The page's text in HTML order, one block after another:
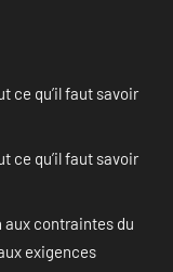
ce qu’il faut savoir
ce qu’il faut savoir
aux contraintes du
exigences